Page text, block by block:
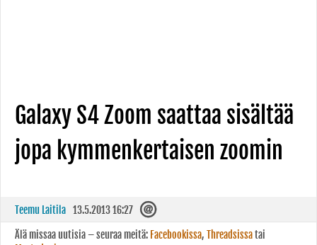
Galaxy S4 Zoom saattaa sisältää
jopa kymmenkertaisen zoomin
Teemu Laitila 13.5.2013 16:27
Älä missaa uutisia – seuraa meitä: Facebookissa, Threadsissatai